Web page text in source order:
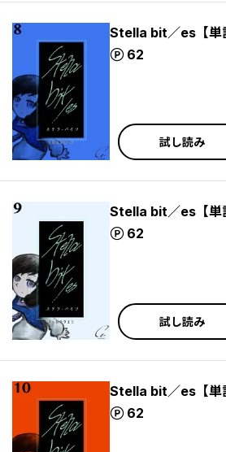
Stella bit／es【
62
ポイント
試し読み
Stella bit／es【
62
ポイント
試し読み
Stella bit／es【単
62
ポイント